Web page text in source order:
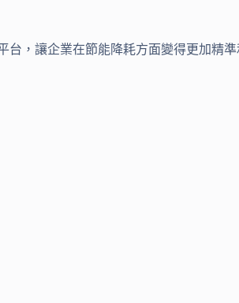
，讓企業在節能降耗方面變得更加精